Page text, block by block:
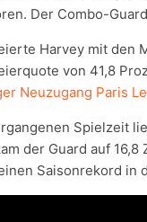
Der Combo-
Harvey mit den
von 41,8
Neuzugang Paris
Spielzeit
der Guard auf
Saisonrekord in